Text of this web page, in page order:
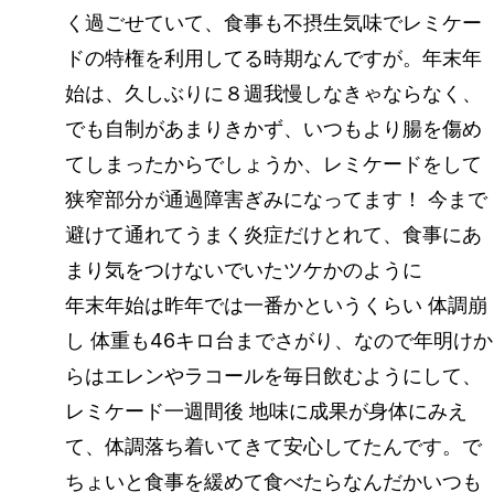
く過ごせていて、食事も不摂生気味でレミケー
ドの特権を利用してる時期なんですが。年末年
始は、久しぶりに８週我慢しなきゃならなく、
でも自制があまりきかず、いつもより腸を傷め
てしまったからでしょうか、レミケードをして
狭窄部分が通過障害ぎみになってます！ 今まで
避けて通れてうまく炎症だけとれて、食事にあ
まり気をつけないでいたツケかのように
年末年始は昨年では一番かというくらい 体調崩
し 体重も46キロ台までさがり、なので年明けか
らはエレンやラコールを毎日飲むようにして、
レミケード一週間後 地味に成果が身体にみえ
て、体調落ち着いてきて安心してたんです。で
ちょいと食事を緩めて食べたらなんだかいつも